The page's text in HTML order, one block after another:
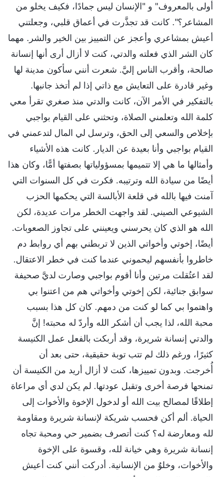
أولى بالمعروف" و "الإنسان ليس جمادًا، فكيف يخلو من
المشاعر؟". كانت قد تجذَّرت في أعماق قلبي، وجعلتني
أعيش بمشاعري وأعجز عن التمييز بين الخير والشر. مهما
كان الشر الذي فعلته والدتي، كنت لا أزال أرى أنها إنسانة
صالحة، وأقرب الناس إليَّ. شعرت أنني سأكون مدينة لها
وغير قادرة على التعايش مع ذاتي إذا لم أتخذ جانبها.
بالتفكير في الأمر الآن، كانت والدتي منذ صغري تقرأ معي
كلمة الله وتعلمني الصلاة، وتحثني على القيام بواجبي
بإخلاص والسعي إلى الحق، وترسل لي المال لتدعمني في
القيام بواجبي وأنا بعيدة عن الديار. كانت هذه الأشياء
وأمثالها ما هي إلا تتميمها بمسؤولياتها بصفتها أمًّا، وكان هذا
أيضًا من سيادة الله وترتيبه. فكرت في كل السنوات التي
آمنت فيها بالله في قلعة الأبالسة التي يحكمها الحزب
الشيوعي الصيني. لقد واجهت الخطر مرات عديدة، لكن
الله هو الذي كان يحرسني ويعينني على تجاوز الصعوبات.
أيضًا، إخوتي وأخواتي الذين لا تربطني بهم أي روابط دم
خاطروا بأنفسهم ليحموني عندما كنت في خطر الاعتقال.
لقد اعتُقلت مرتين وأنا أقوم بواجبي وصارت لديَّ صحيفة
سوابق جنائية، لكن إخوتي وأخواتي هم من اعتنوا بي
واهتموا بي كما لو كنت من دمهم. كان كل هذا بسبب
محبة الله، لذا يجب أن أشكر الله وأردّ له محبته! إنَّ
والدتي إنسانة شريرة، وقد أربكت بالفعل عمل الكنيسة
كثيرًا، ورغم ذلك لم تتب توبة حقيقية، حتى بعد أن
أُخرجت. وبدون تمييزها، كنت لا أزال أريد من الكنيسة أن
تمنحها فرصة أخرى وتقبل عودتها. لم يكن لدي أي مراعاة
إطلاقًا لمصالح بيت الله أو لدخول الإخوة والأخوات إلى
الحياة. ألم أكن فحسب شريكة لإنسانة شريرة ومقاومة
لله ومعارضة له؟ كنت أتصرف بضمير حي ومحبة تجاه
إنسانة شريرة وهي خيانة لله، وقسوة على الإخوة
والأخوات، وخلوٌ من الإنسانية. أدركت أنني كنت أعيش